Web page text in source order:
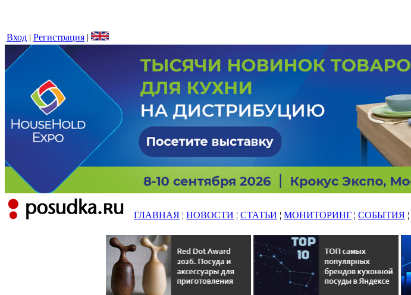
Вход | Регистрация |
ГЛАВНАЯ ¦ НОВОСТИ ¦ СТАТЬИ ¦ МОНИТОРИНГ ¦ СОБЫТИЯ ¦